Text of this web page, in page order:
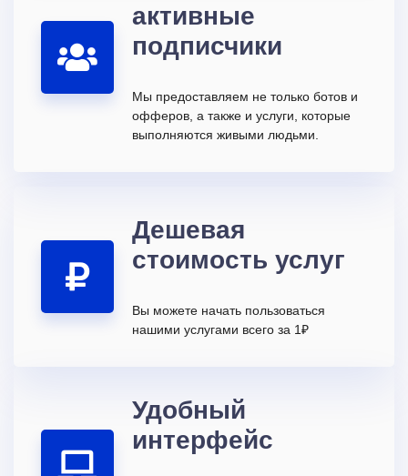
активные
подписчики
Мы предоставляем не только ботов и
офферов, а также и услуги, которые
выполняются живыми людьми.
Дешевая
стоимость услуг
Вы можете начать пользоваться
нашими услугами всего за 1₽
Удобный
интерфейс